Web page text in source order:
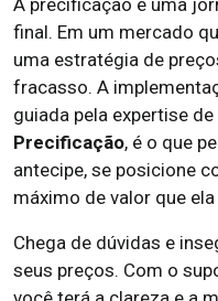
A precificação é uma
final. Em um mercado
uma estratégia de
fracasso. A
guiada pela expertise de
Precificação, é o que
antecipe, se posicione
máximo de valor que
Chega de dúvidas e
seus preços. Com o